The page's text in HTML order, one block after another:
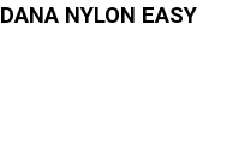
NYLON EASY